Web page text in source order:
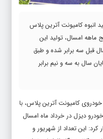
انبوه کامیونت آترین پلاس
ماهه امسال، تولید این
قبل سه برابر شده و طبق
سال به سه و نیم برابر
کامیونت آترین پلاس، با
خودرو دیزل در خرداد ماه امسال
کرد: این تعداد از شهریور و